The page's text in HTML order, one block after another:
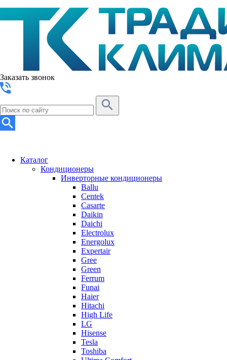
Заказать звонок
Каталог
Кондиционеры
Инверторные кондиционеры
Ballu
Centek
Casarte
Daikin
Daichi
Electrolux
Energolux
Expertair
Gree
Green
Ferrum
Funai
Haier
Hitachi
High Life
LG
Hisense
Tesla
Toshiba